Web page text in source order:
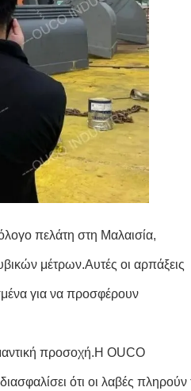
πελάτη στη Μαλαισία,
μέτρων.Αυτές οι αρπάξεις
για να προσφέρουν
προσοχή.Η OUCO
ότι οι λαβές πληρούν